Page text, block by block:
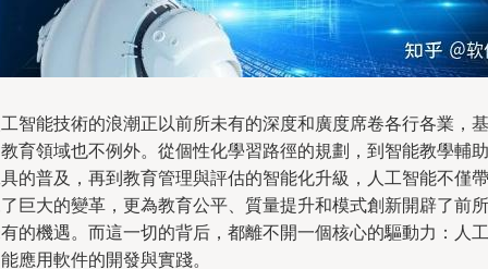
智能技術的浪潮正以前所未有的深度和廣度席卷各行各業，基
育領域也不例外。從個性化學習路徑的規劃，到智能教學輔助
的普及，再到教育管理與評估的智能化升級，人工智能不僅帶
巨大的變革，更為教育公平、質量提升和模式創新開辟了前所
的機遇。而這一切的背后，都離不開一個核心的驅動力：人工
應用軟件的開發與實踐。